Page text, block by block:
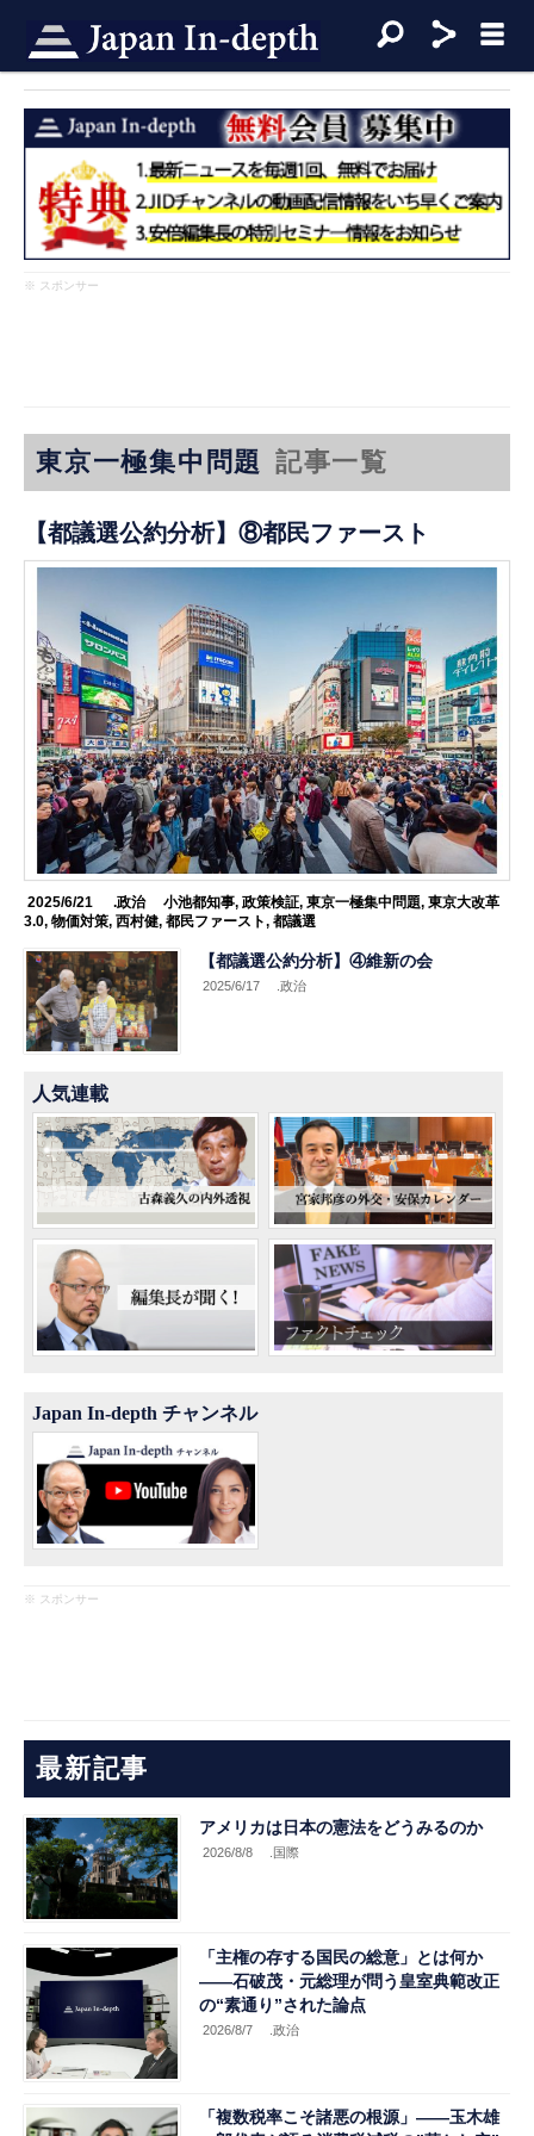
※ スポンサー
東京一極集中問題 記事一覧
【都議選公約分析】⑧都民ファースト
2025/6/21 .政治 小池都知事, 政策検証, 東京一極集中問題, 東京大改革
3.0,物価対策,西村健,都民ファースト,都議選
【都議選公約分析】④維新の会
2025/6/17 .政治
人気連載
Japan In-depth チャンネル
※ スポンサー
最新記事
アメリカは日本の憲法をどうみるのか
2026/8/8 .国際
「主権の存する国民の総意」とは何か
――石破茂・元総理が問う皇室典範改正
の“素通り”された論点
2026/8/7 .政治
「複数税率こそ諸悪の根源」――玉木雄